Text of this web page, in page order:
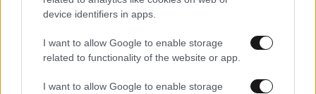
device identifiers in apps.
I want to allow Google to enable storage
related to functionality of the website or app.
I want to allow Google to enable storage